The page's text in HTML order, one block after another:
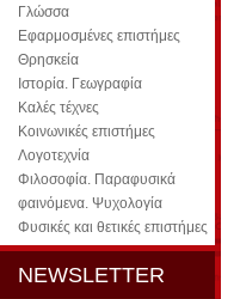
Γλώσσα
Εφαρμοσμένες επιστήμες
Θρησκεία
Ιστορία. Γεωγραφία
Καλές τέχνες
Κοινωνικές επιστήμες
Λογοτεχνία
Φιλοσοφία. Παραφυσικά
φαινόμενα. Ψυχολογία
Φυσικές και θετικές επιστήμες
NEWSLETTER